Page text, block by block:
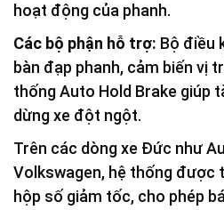
hoạt động của phanh.
Các bộ phận hỗ trợ: Bộ điều
bàn đạp phanh, cảm biến vị
thống Auto Hold Brake giúp
dừng xe đột ngột.
Trên các dòng xe Đức như
Volkswagen, hệ thống được
hộp số giảm tốc, cho phép